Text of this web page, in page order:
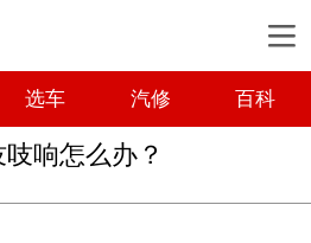
选车 汽修 百科
响怎么办？